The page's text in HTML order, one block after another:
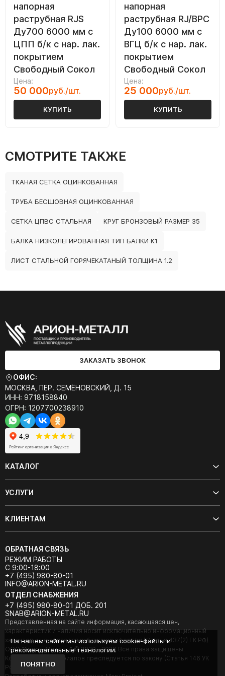
напорная
раструбная RJS
Ду700 6000 мм с
ЦПП б/к с нар. лак.
покрытием
Свободный Сокол
Цена:
50 000руб./шт.
КУПИТЬ
напорная
раструбная RJ/ВРС
Ду100 6000 мм с
ВГЦ б/к с нар. лак.
покрытием
Свободный Сокол
Цена:
25 000руб./шт.
КУПИТЬ
СМОТРИТЕ ТАКЖЕ
ТКАНАЯ СЕТКА ОЦИНКОВАННАЯ
ТРУБА БЕСШОВНАЯ ОЦИНКОВАННАЯ
СЕТКА ЦПВС СТАЛЬНАЯ КРУГ БРОНЗОВЫЙ РАЗМЕР 35
БАЛКА НИЗКОЛЕГИРОВАННАЯ ТИП БАЛКИ К1
ЛИСТ СТАЛЬНОЙ ГОРЯЧЕКАТАНЫЙ ТОЛЩИНА 1.2
ЗАКАЗАТЬ ЗВОНОК
ОФИС:
МОСКВА, ПЕР. СЕМЁНОВСКИЙ, Д. 15
ИНН: 9718158840
ОГРН: 1207700238910
КАТАЛОГ
УСЛУГИ
КЛИЕНТАМ
ОБРАТНАЯ СВЯЗЬ
РЕЖИМ РАБОТЫ
С 9:00-18:00
+7 (495) 980-80-01
INFO@ARION-METAL.RU
ОТДЕЛ СНАБЖЕНИЯ
+7 (495) 980-80-01 ДОБ. 201
SNAB@ARION-METAL.RU
Представленная на сайте информация, касающаяся цен,
характеристик и наличия носит исключительно информационный
характер и не является публичной офертой (Статья 437(2) ГК РФ).
ООО "Арион-Металл" © 2020 - 2026 Все права защищены.
Копирование материалов преследуется по закону (Статья 146 УК
РФ).
На нашем сайте мы используем cookie-файлы и
рекомендательные технологии.
ПОНЯТНО